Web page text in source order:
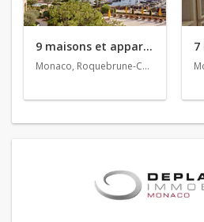
9 maisons et appartements en vente
Monaco, Roquebrune-Cap-Martin